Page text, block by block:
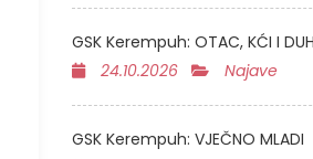
GSK Kerempuh: OTAC, KĆI I
24.10.2026
Najave
GSK Kerempuh: VJEČNO MLADI